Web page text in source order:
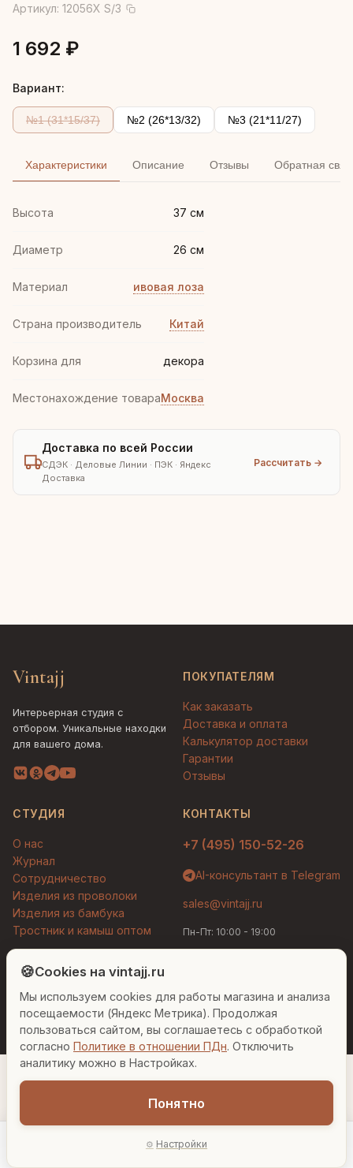
Артикул: 12056X S/3
1 692 ₽
Вариант:
№1 (31*15/37) №2 (26*13/32) №3 (21*11/27)
Характеристики Описание Отзывы Обратная
Высота 37 см
Диаметр 26 см
Материал ивовая лоза
Страна производитель Китай
Корзина для декора
Местонахождение товараМосква
Доставка по всей России
СДЭК · Деловые Линии · ПЭК · Яндекс
Доставка
Рассчитать →
− 1
Vintajj
Интерьерная студия с
отбором. Уникальные находки
для вашего дома.
ПОКУПАТЕЛЯМ
Как заказать
Доставка и оплата
Калькулятор доставки
Гарантии
Отзывы
СТУДИЯ
О нас
Журнал
Сотрудничество
Изделия из проволоки
Изделия из бамбука
Тростник и камыш оптом
КОНТАКТЫ
+7 (495) 150-52-26
AI-консультант в Telegram
sales@vintajj.ru
Пн-Пт: 10:00 - 19:00
© 2026 Vintajj. Все права защищены.
Договор оферты
Политика конфиденциальности
Согласие на обработку ПДн
Настройки cookies
🍪Cookies на vintajj.ru
Мы используем cookies для работы магазина и анализа
посещаемости (Яндекс Метрика). Продолжая
пользоваться сайтом, вы соглашаетесь с обработкой
согласно Политике в отношении ПДн. Отключить
аналитику можно в Настройках.
Понятно
Настройки
Людмила
Привет! Я Людмила, ваш персональный
консультант по декору. Чем могу помочь?
Вазы для гостиной Подарок до 5000₽ Сочетание металлов